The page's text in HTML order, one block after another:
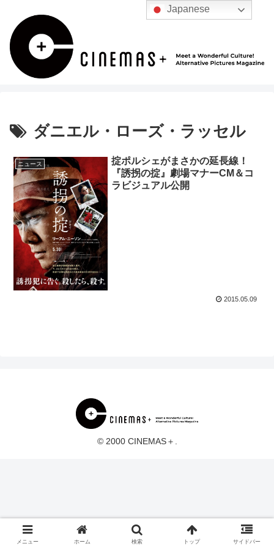
ダニエル・ローズ・ラッセル
ニュース
掟ポルシェがまさかの延長線！
『誘拐の掟』劇場マナーCM＆コ
ラビジュアル公開
2015.05.09
© 2000 CINEMAS＋.
メニュー ホーム 検索 トップ サイドバー
Japanese